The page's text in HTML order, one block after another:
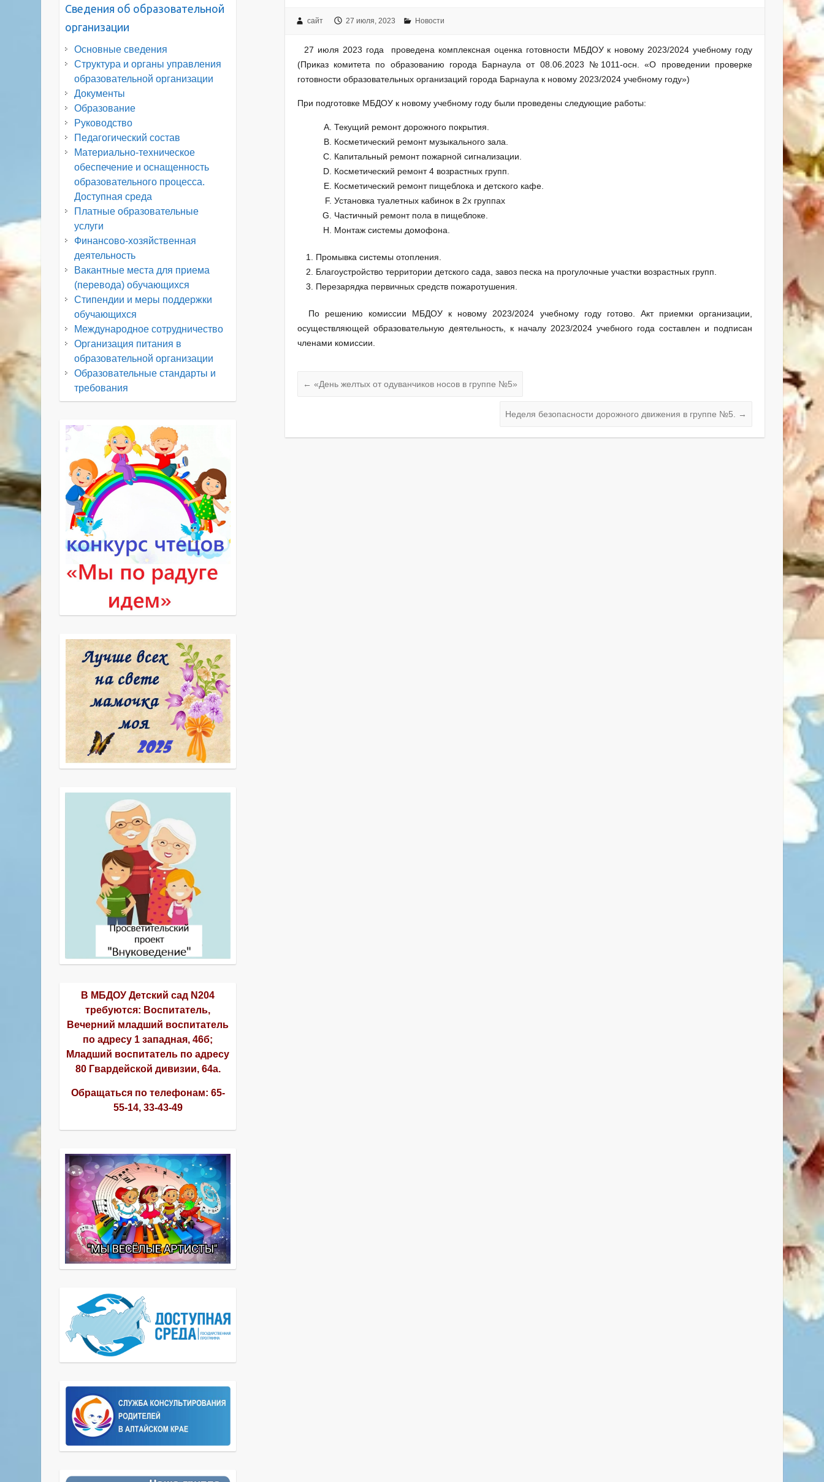
сайт 27 июля, 2023 Новости
27 июля 2023 года проведена комплексная оценка готовности МБДОУ к новому 2023/2024 учебному году
(Приказ комитета по образованию города Барнаула от 08.06.2023 №1011-осн. «О проведении проверке
готовности образовательных организаций города Барнаула к новому 2023/2024 учебному году»)
При подготовке МБДОУ к новому учебному году были проведены следующие работы:
Текущий ремонт дорожного покрытия.
Косметический ремонт музыкального зала.
Капитальный ремонт пожарной сигнализации.
Косметический ремонт 4 возрастных групп.
Косметический ремонт пищеблока и детского кафе.
Установка туалетных кабинок в 2х группах
Частичный ремонт пола в пищеблоке.
Монтаж системы домофона.
Промывка системы отопления.
Благоустройство территории детского сада, завоз песка на прогулочные участки возрастных групп.
Перезарядка первичных средств пожаротушения.
По решению комиссии МБДОУ к новому 2023/2024 учебному году готово. Акт приемки организации,
осуществляющей образовательную деятельность, к началу 2023/2024 учебного года составлен и подписан
членами комиссии.
← «День желтых от одуванчиков носов в группе №5»
Неделя безопасности дорожного движения в группе №5. →
Сведения об образовательной
организации
Основные сведения
Структура и органы управления
образовательной организации
Документы
Образование
Руководство
Педагогический состав
Материально-техническое
обеспечение и оснащенность
образовательного процесса.
Доступная среда
Платные образовательные
услуги
Финансово-хозяйственная
деятельность
Вакантные места для приема
(перевода) обучающихся
Стипендии и меры поддержки
обучающихся
Международное сотрудничество
Организация питания в
образовательной организации
Образовательные стандарты и
требования
В МБДОУ Детский сад N204
требуются: Воспитатель,
Вечерний младший воспитатель
по адресу 1 западная, 46б;
Младший воспитатель по адресу
80 Гвардейской дивизии, 64а.
Обращаться по телефонам: 65-
55-14, 33-43-49